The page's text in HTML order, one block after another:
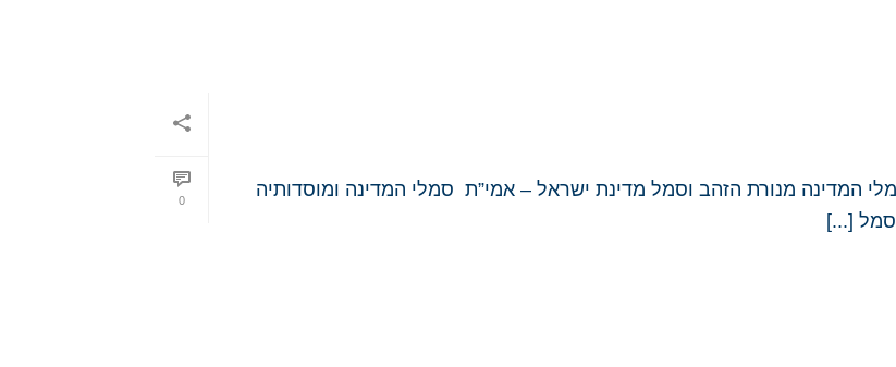
0
המדינה מנורת הזהב וסמל מדינת ישראל – אמי”ת סמלי המדינה ומוסדותיה
[...]